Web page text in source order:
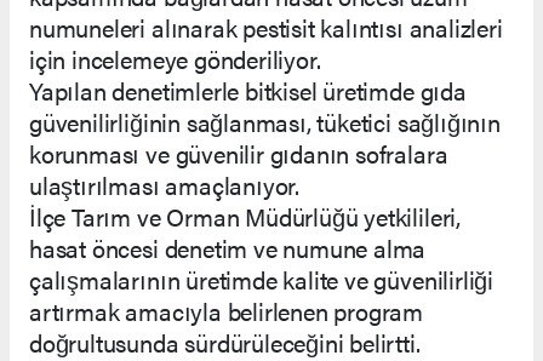
numuneleri alınarak pestisit kalıntısı analizleri
için incelemeye gönderiliyor.
Yapılan denetimlerle bitkisel üretimde gıda
güvenilirliğinin sağlanması, tüketici sağlığının
korunması ve güvenilir gıdanın sofralara
ulaştırılması amaçlanıyor.
İlçe Tarım ve Orman Müdürlüğü yetkilileri,
hasat öncesi denetim ve numune alma
çalışmalarının üretimde kalite ve güvenilirliği
artırmak amacıyla belirlenen program
doğrultusunda sürdürüleceğini belirtti.